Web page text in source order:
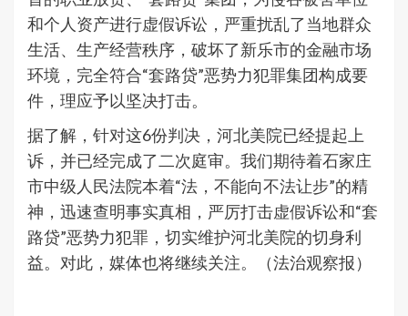
和个人资产进行虚假诉讼，严重扰乱了当地群众
生活、生产经营秩序，破坏了新乐市的金融市场
环境，完全符合“套路贷”恶势力犯罪集团构成要
件，理应予以坚决打击。
据了解，针对这6份判决，河北美院已经提起上
诉，并已经完成了二次庭审。我们期待着石家庄
市中级人民法院本着“法，不能向不法让步”的精
神，迅速查明事实真相，严厉打击虚假诉讼和“套
路贷”恶势力犯罪，切实维护河北美院的切身利
益。对此，媒体也将继续关注。（法治观察报）